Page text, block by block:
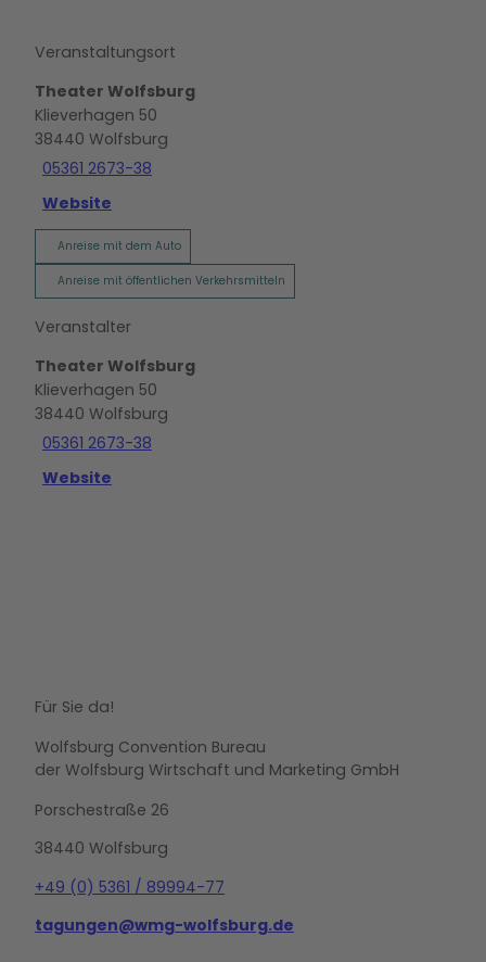
Veranstaltungsort
Theater Wolfsburg
Klieverhagen 50
38440 Wolfsburg
05361 2673-38
Website
Anreise mit dem Auto
Anreise mit öffentlichen Verkehrsmitteln
Veranstalter
Theater Wolfsburg
Klieverhagen 50
38440 Wolfsburg
05361 2673-38
Website
Für Sie da!
Wolfsburg Convention Bureau
der Wolfsburg Wirtschaft und Marketing GmbH
Porschestraße 26
38440 Wolfsburg
+49 (0) 5361 / 89994-77
tagungen@wmg-wolfsburg.de